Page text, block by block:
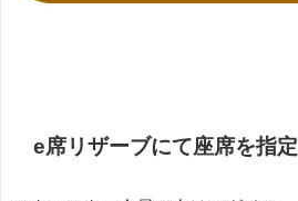
e席リザーブにて座席を指定